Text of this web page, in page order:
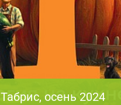
Табрис, осень 2024